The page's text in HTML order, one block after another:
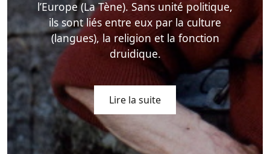
l’Europe (La Tène). Sans unité politique,
ils sont liés entre eux par la culture
(langues), la religion et la fonction
druidique.
Lire la suite